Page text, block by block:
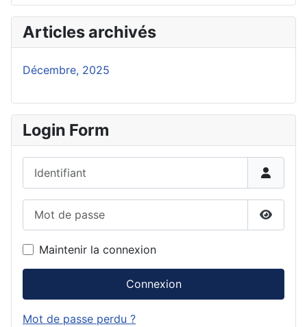
Articles archivés
Décembre, 2025
Login Form
Maintenir la connexion
Connexion
Mot de passe perdu ?